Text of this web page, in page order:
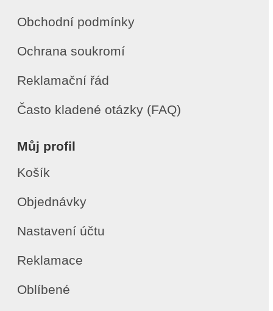
Obchodní podmínky
Ochrana soukromí
Reklamační řád
Často kladené otázky (FAQ)
Můj profil
Košík
Objednávky
Nastavení účtu
Reklamace
Oblíbené